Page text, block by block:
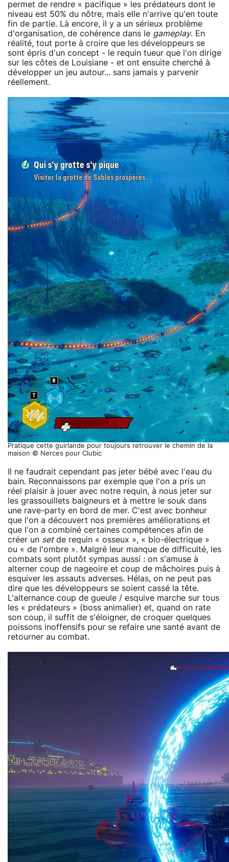
permet de rendre « pacifique » les prédateurs dont le
niveau est 50% du nôtre, mais elle n'arrive qu'en toute
fin de partie. Là encore, il y a un sérieux problème
d'organisation, de cohérence dans le gameplay. En
réalité, tout porte à croire que les développeurs se
sont épris d'un concept - le requin tueur que l'on dirige
sur les côtes de Louisiane - et ont ensuite cherché à
développer un jeu autour... sans jamais y parvenir
réellement.
Pratique cette guirlande pour toujours retrouver le chemin de la
maison © Nerces pour Clubic
Il ne faudrait cependant pas jeter bébé avec l'eau du
bain. Reconnaissons par exemple que l'on a pris un
réel plaisir à jouer avec notre requin, à nous jeter sur
les grassouillets baigneurs et à mettre le souk dans
une rave-party en bord de mer. C'est avec bonheur
que l'on a découvert nos premières améliorations et
que l'on a combiné certaines compétences afin de
créer un setde requin « osseux », « bio-électrique »
ou « de l'ombre ». Malgré leur manque de difficulté, les
combats sont plutôt sympas aussi : on s'amuse à
alterner coup de nageoire et coup de mâchoires puis à
esquiver les assauts adverses. Hélas, on ne peut pas
dire que les développeurs se soient cassé la tête.
L'alternance coup de gueule / esquive marche sur tous
les « prédateurs » (boss animalier) et, quand on rate
son coup, il suffit de s'éloigner, de croquer quelques
poissons inoffensifs pour se refaire une santé avant de
retourner au combat.